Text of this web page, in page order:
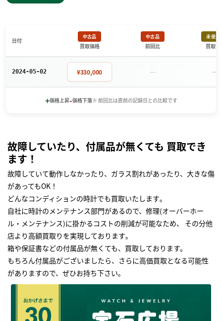
日付
中古品
買取価格
中古品
前回比
未使用
買取価
2024-05-02 ¥330,000 － －
+価格上昇-価格下落※ 前回比は直前の記録日との比較です
故障していたり、付属品が無くても 買取でき
ます！
故障していて動作しなかったり、ガラス割れがあったり、大きな傷
があってもOK！
どんなコンディションの時計でも買取いたします｡
自社に時計のメンテナンス部門があるので、修理(オーバーホー
ル・メンテナンス)に掛かるコストの削減が可能なため、 その分他
店より高額買取りを実現しております｡
箱や保証書などの付属品が無くても、買取しております。
もちろん付属品がございましたら、さらに高価買取となる可能性
がありますので、ぜひお持ち下さい｡